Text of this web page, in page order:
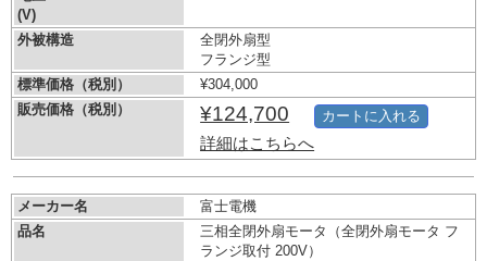
(V)
外被構造
全閉外扇型
フランジ型
標準価格（税別）
¥304,000
販売価格（税別）
¥124,700
詳細はこちらへ
カートに入れる
メーカー名
富士電機
品名
三相全閉外扇モータ（全閉外扇モータ フ
ランジ取付 200V）